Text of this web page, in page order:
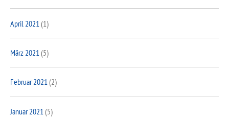
April 2021 (1)
März 2021(5)
Februar 2021(2)
Januar 2021 (5)